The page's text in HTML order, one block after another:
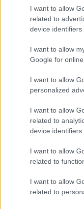
I want to allow
related to
device identifiers
I want to allow
Google for
I want to allow
personalized
I want to allow
related to
device identifiers
I want to allow
related to
I want to allow
related to